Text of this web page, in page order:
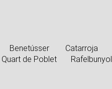
Benetússer Catarroja
Quart de Poblet Rafelbunyol